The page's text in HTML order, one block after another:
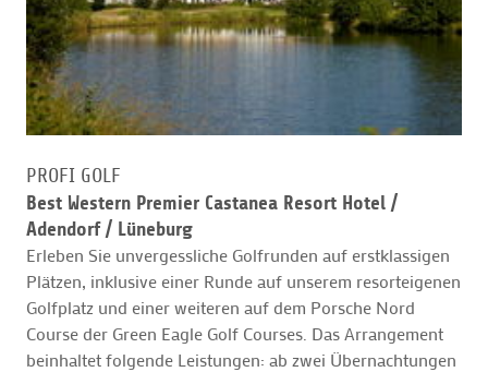
PROFI GOLF
Best Western Premier Castanea Resort Hotel /
Adendorf / Lüneburg
Erleben Sie unvergessliche Golfrunden auf erstklassigen
Plätzen, inklusive einer Runde auf unserem resorteigenen
Golfplatz und einer weiteren auf dem Porsche Nord
Course der Green Eagle Golf Courses. Das Arrangement
beinhaltet folgende Leistungen: ab zwei Übernachtungen